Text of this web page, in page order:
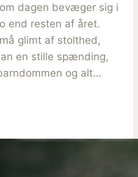
dagen bevæger sig i
end resten af året.
glimt af stolthed,
en stille spænding,
og alt…